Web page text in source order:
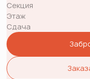
Секция
Этаж
Сдача